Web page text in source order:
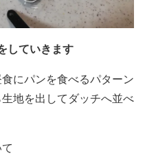
していきます
にパンを食べるパターン
地を出してダッチへ並べ